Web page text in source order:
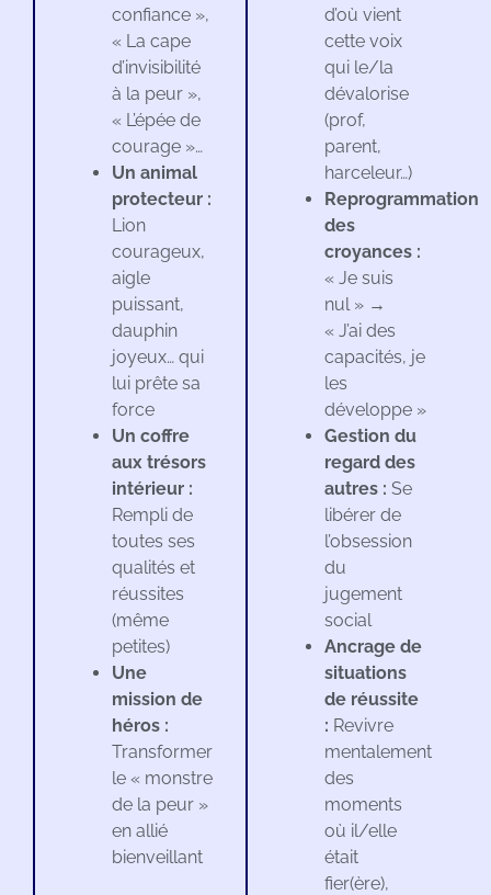
confiance »,
« La cape
d’invisibilité
à la peur »,
« L’épée de
courage »…
Un animal
protecteur :
Lion
courageux,
aigle
puissant,
dauphin
joyeux… qui
lui prête sa
force
Un coffre
aux trésors
intérieur :
Rempli de
toutes ses
qualités et
réussites
(même
petites)
Une
mission de
héros :
Transformer
le « monstre
de la peur »
en allié
bienveillant
d’où vient
cette voix
qui le/la
dévalorise
(prof,
parent,
harceleur…)
Reprogrammation
des
croyances :
« Je suis
nul » →
« J’ai des
capacités, je
les
développe »
Gestion du
regard des
autres : Se
libérer de
l’obsession
du
jugement
social
Ancrage de
situations
de réussite
: Revivre
mentalement
des
moments
où il/elle
était
fier(ère),